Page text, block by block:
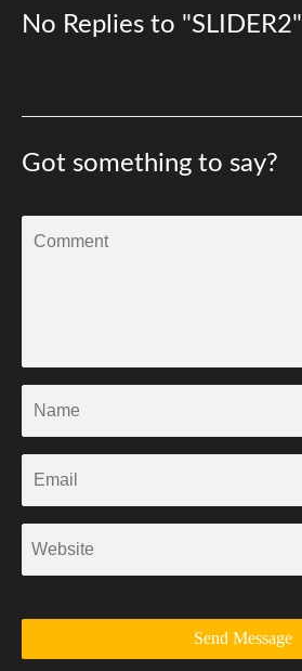
No Replies to "SLIDER2"
Got something to say?